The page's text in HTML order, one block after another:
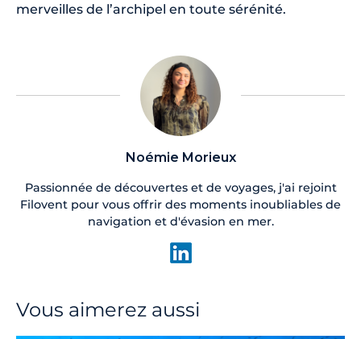
merveilles de l’archipel en toute sérénité.
Noémie Morieux
Passionnée de découvertes et de voyages, j'ai rejoint
Filovent pour vous offrir des moments inoubliables de
navigation et d'évasion en mer.
Vous aimerez aussi